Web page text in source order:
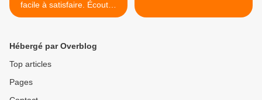
facile à satisfaire. Écoutez
surtout les demandes de
Hébergé par Overblog
Top articles
Pages